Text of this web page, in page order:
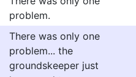
problem.
There was only one
problem... the
groundskeeper just